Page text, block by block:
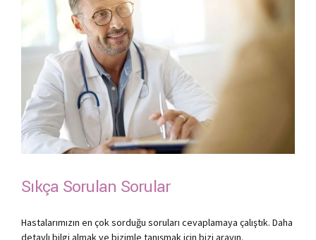
Sıkça Sorulan Sorular
Hastalarımızın en çok sorduğu soruları cevaplamaya çalıştık. Daha
detaylı bilgi almak ve bizimle tanışmak için bizi arayın.